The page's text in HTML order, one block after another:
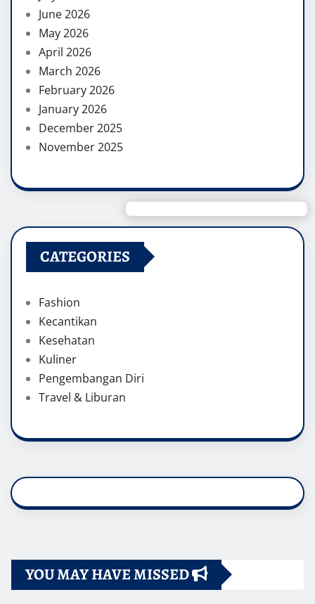
June 2026
May 2026
April 2026
March 2026
February 2026
January 2026
December 2025
November 2025
CATEGORIES
Fashion
Kecantikan
Kesehatan
Kuliner
Pengembangan Diri
Travel & Liburan
YOU MAY HAVE MISSED